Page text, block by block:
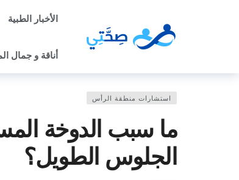
الأخبار الطبية
أناقة و جمال
استشارات منطقة الرأس
ما سبب الدوخة
الجلوس الطويل؟